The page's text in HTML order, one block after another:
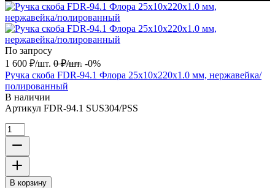
По запросу
1 600 ₽/шт. 0 ₽/шт. -0%
Ручка скоба FDR-94.1 Флора 25х10х220х1.0 мм, нержавейка/
полированный
В наличии
Артикул FDR-94.1 SUS304/PSS
В корзину